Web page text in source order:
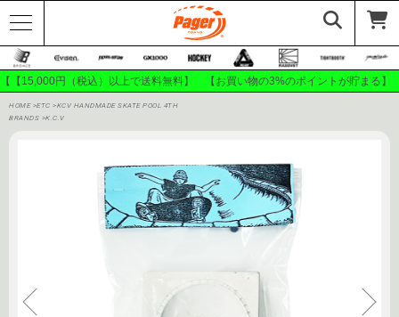
【【15,000円（税込）以上で送料無料】 【お買い物の3%のポイントが貯ま
HOME >ETC >KCV HANDMADE SKATE POOL 4TH
BRANDS >K.C.V